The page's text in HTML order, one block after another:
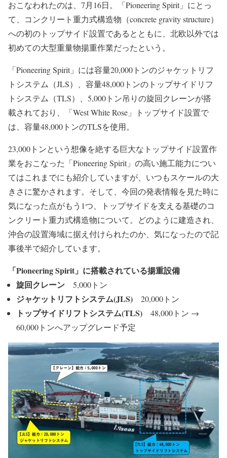
おこなわれたのは、7月16日。「Pioneering Spirit」にとっ
て、コンクリート重力式構造物（concrete gravity structure）
への初のトップサイド設置であるとともに、北欧以外では
初めての大型重量物揚重作業だったという。
「Pioneering Spirit」には容量20,000トンのジャケットリフ
トシステム（JLS）、容量48,000トンのトップサイドリフ
トシステム（TLS）、5,000トン吊りの旋回クレーンが搭
載されており、「West White Rose」トップサイド設置で
は、容量48,000トンのTLSを使用。
23,000トンという想像を絶する巨大なトップサイド設置作
業をおこなった「Pioneering Spirit」の高い施工能力につい
てはこれまでにも紹介していますが、いつもスケールの大
きさに驚かされます。そして、今回の発表情報を見た時に
気になった点がもう1つ、トップサイドを支える基礎のコ
ンクリート重力式構造物について。どのように建造され、
沖合の設置海域に据え付けられたのか、気になったので記
事後半で紹介しています。
「Pioneering Spirit」に搭載されている揚重設備
旋回クレーン 5,000トン
ジャケットリフトシステム(JLS) 20,000トン
トップサイドリフトシステム(TLS) 48,000トン →
60,000トンへアップグレード予定